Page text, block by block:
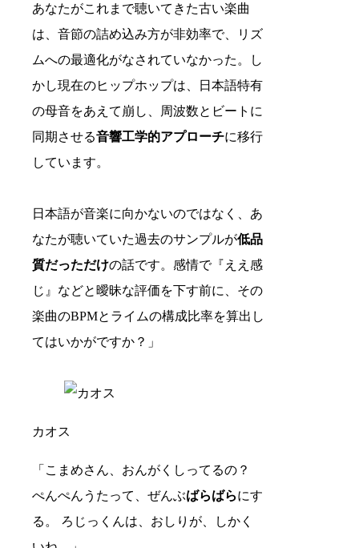
あなたがこれまで聴いてきた古い楽曲
は、音節の詰め込み方が非効率で、リズ
ムへの最適化がなされていなかった。し
かし現在のヒップホップは、日本語特有
の母音をあえて崩し、周波数とビートに
同期させる音響工学的アプローチに移行
しています。
日本語が音楽に向かないのではなく、あ
なたが聴いていた過去のサンプルが低品
質だっただけの話です。感情で『ええ感
じ』などと曖昧な評価を下す前に、その
楽曲のBPMとライムの構成比率を算出し
てはいかがですか？」
カオス
「こまめさん、おんがくしってるの？
ぺんぺんうたって、ぜんぶばらばらにす
る。 ろじっくんは、おしりが、しかく